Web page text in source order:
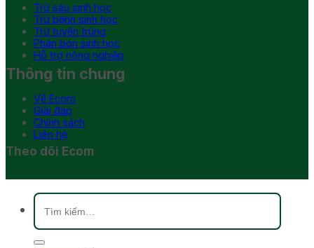
Trừ sâu sinh học
Trừ bệnh sinh học
Trừ tuyến trùng
Phân bón sinh học
Hỗ trợ nông nghiệp
Thông tin chung
Về Ecom
Giải đáp
Chính sách
Liên hệ
Theo dõi Ecom
Tìm
kiếm: